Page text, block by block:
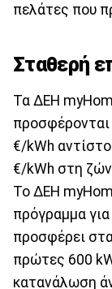
πελάτες που
Σταθερή
Τα ΔΕΗ
€/kWh
€/kWh στη
Το ΔΕΗ
πρόγραμμα
προσφέρει
πρώτες 600
κατανάλωση